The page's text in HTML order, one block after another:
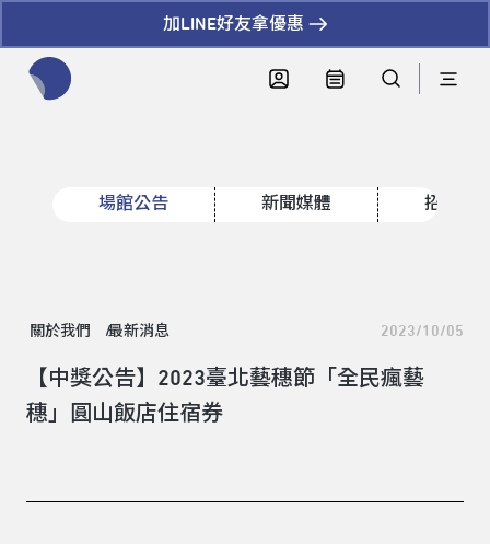
加LINE好友拿優惠
場館公告 新聞媒體 招標資
關於我們 最新消息 2023/10/05
【中獎公告】2023臺北藝穗節「全民瘋藝
穗」圓山飯店住宿券